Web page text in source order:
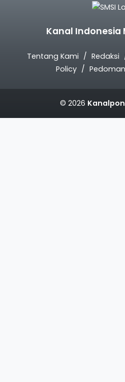
Kanal Indonesia
Tentang Kami Redaksi
Policy
© 2026